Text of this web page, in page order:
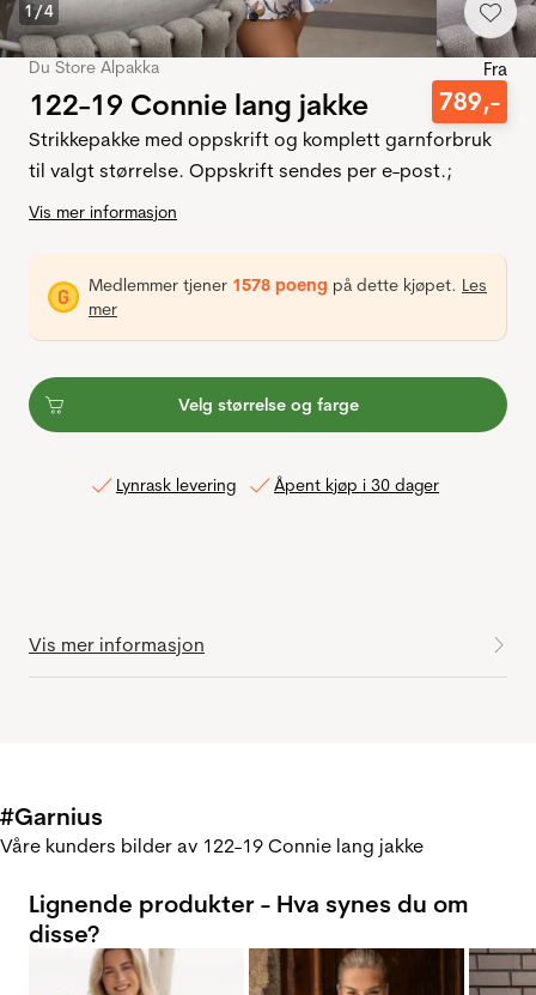
1/4
Du Store Alpakka
122-19 Connie lang jakke
Fra
789,-
Strikkepakke med oppskrift og komplett garnforbruk
til valgt størrelse. Oppskrift sendes per e-post.;
Vis mer informasjon
Medlemmer tjener 1578 poeng på dette kjøpet. Les
mer
Velg størrelse og farge
Lynrask levering Åpent kjøp i 30 dager
Vis mer informasjon
#Garnius
Våre kunders bilder av 122-19 Connie lang jakke
Lignende produkter - Hva synes du om
disse?